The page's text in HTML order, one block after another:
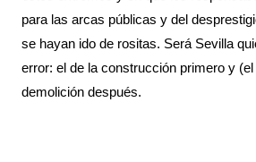
para las arcas públicas y del
se hayan ido de rositas. Será Sevilla
error: el de la construcción primero y
demolición después.